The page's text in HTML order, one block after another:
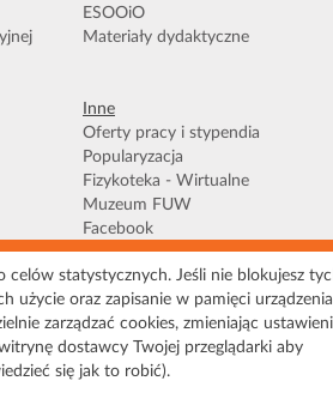
ESOOiO
Materiały dydaktyczne
Inne
Oferty pracy i stypendia
Popularyzacja
Fizykoteka - Wirtualne
Muzeum FUW
Facebook
prywatności | Pliki Cookies
Deklaracja
Mapa serwisu
Wydział Fizyki, Instytut Geofizyki, ul. Pasteura 5,
02-093 Warszawa
celów statystycznych. Jeśli nie blokujesz
użycie oraz zapisanie w pamięci
zarządzać cookies, zmieniając
dostawcy Twojej przeglądarki aby
się jak to robić).